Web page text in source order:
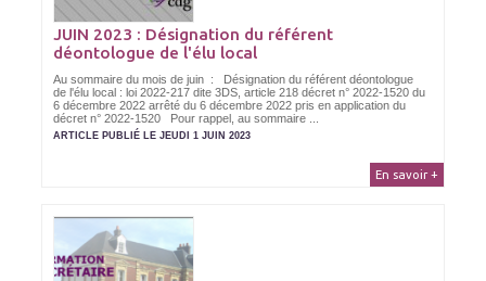
JUIN 2023 : Désignation du référent
déontologue de l'élu local
Au sommaire du mois de juin : Désignation du référent déontologue
de l'élu local : loi 2022-217 dite 3DS, article 218 décret n° 2022-1520 du
6 décembre 2022 arrêté du 6 décembre 2022 pris en application du
décret n° 2022-1520 Pour rappel, au sommaire ...
ARTICLE PUBLIÉ LE JEUDI 1 JUIN 2023
En savoir +